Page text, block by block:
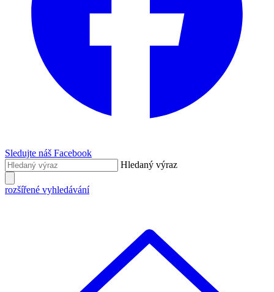
Sledujte náš Facebook
Hledaný výraz
rozšířené vyhledávání